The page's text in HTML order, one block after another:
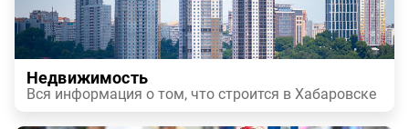
Недвижимость
Вся информация о том, что строится в Хабаровске